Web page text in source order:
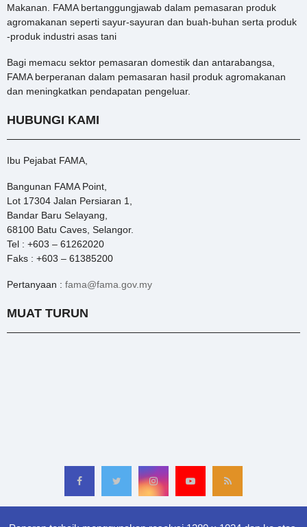
Makanan. FAMA bertanggungjawab dalam pemasaran produk
agromakanan seperti sayur-sayuran dan buah-buhan serta produk
-produk industri asas tani
Bagi memacu sektor pemasaran domestik dan antarabangsa,
FAMA berperanan dalam pemasaran hasil produk agromakanan
dan meningkatkan pendapatan pengeluar.
HUBUNGI KAMI
Ibu Pejabat FAMA,
Bangunan FAMA Point,
Lot 17304 Jalan Persiaran 1,
Bandar Baru Selayang,
68100 Batu Caves, Selangor.
Tel : +603 – 61262020
Faks : +603 – 61385200
Pertanyaan : fama@fama.gov.my
MUAT TURUN